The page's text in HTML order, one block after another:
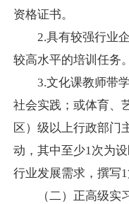
资格证书。
2.具有较强行业
较高水平的培训任务。
3.文化课教师带
社会实践；或体育、
区）级以上行政部门
动，其中至少1次为
行业发展需求，撰写1
（二）正高级实